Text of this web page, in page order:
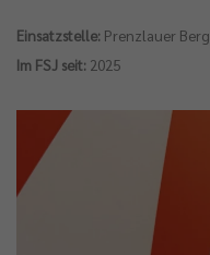
Einsatzstelle: Prenzlauer Berg
Im FSJ seit: 2025